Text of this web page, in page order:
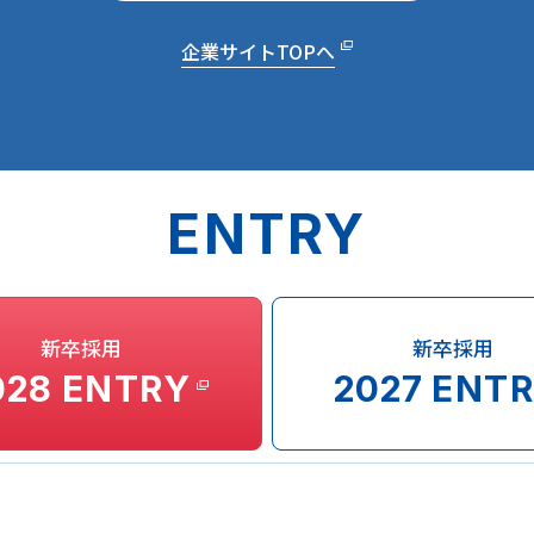
企業サイトTOPへ
ENTRY
新卒採用
ENTRY
新卒採用
2027